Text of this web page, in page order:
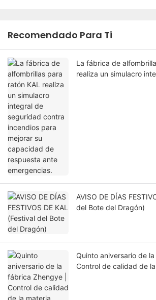
Recomendado Para Ti
La fábrica de
realiza un simulacro
AVISO DE DÍAS
del Bote del Dragón)
Quinto aniversario de
Control de calidad de